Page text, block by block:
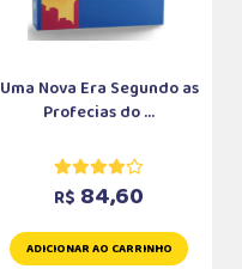
Uma Nova Era Segundo as
Profecias do ...
R$ 84,60
ADICIONAR AO CARRINHO